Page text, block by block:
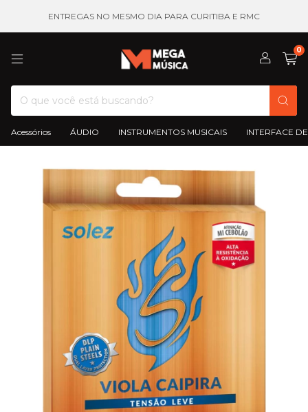
ENTREGAS NO MESMO DIA PARA CURITIBA E RMC
0
Acessórios ÁUDIO INSTRUMENTOS MUSICAIS INTERFACE